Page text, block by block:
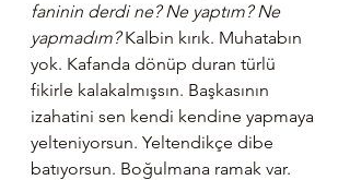
faninin derdi ne? Ne yaptım? Ne
yapmadım? Kalbin kırık. Muhatabın
yok. Kafanda dönüp duran türlü
fikirle kalakalmışsın. Başkasının
izahatini sen kendi kendine yapmaya
yelteniyorsun. Yeltendikçe dibe
batıyorsun. Boğulmana ramak var.